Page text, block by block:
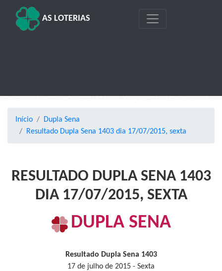
AS LOTERIAS
Início
Dupla Sena
Resultado Dupla Sena 1403 dia 17/07/2015, sexta
RESULTADO DUPLA SENA 1403
DIA 17/07/2015, SEXTA
DUPLA SENA
Resultado Dupla Sena 1403
17 de julho de 2015 - Sexta